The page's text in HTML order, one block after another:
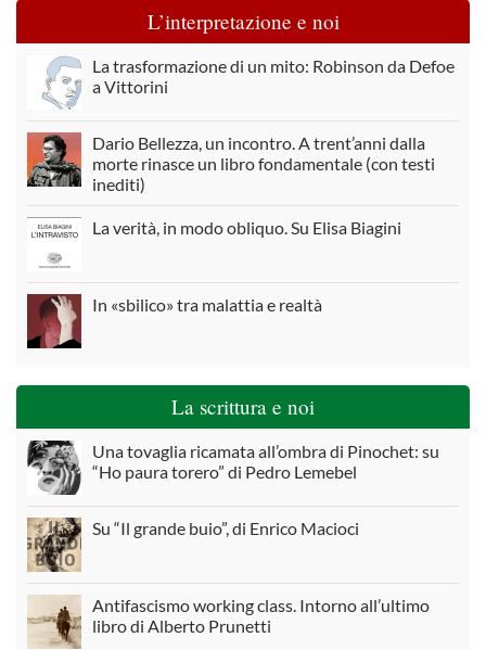
L’interpretazione e noi
La trasformazione di un mito: Robinson da Defoe
a Vittorini
Dario Bellezza, un incontro. A trent’anni dalla
morte rinasce un libro fondamentale (con testi
inediti)
La verità, in modo obliquo. Su Elisa Biagini
In «sbilico» tra malattia e realtà
La scrittura e noi
Una tovaglia ricamata all’ombra di Pinochet: su
“Ho paura torero” di Pedro Lemebel
Su “Il grande buio”, di Enrico Macioci
Antifascismo working class. Intorno all’ultimo
libro di Alberto Prunetti